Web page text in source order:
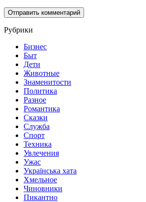
Рубрики
Бизнес
Быт
Дети
Животные
Знаменитости
Политика
Разное
Романтика
Сказки
Служба
Спорт
Техника
Увлечения
Ужас
Українська хата
Хмельное
Чиновники
Пикантно